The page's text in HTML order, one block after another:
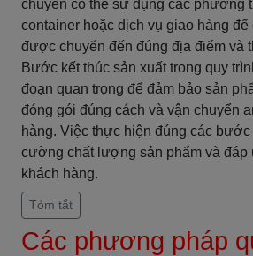
chuyển có thể sử dụng các phương
container hoặc dịch vụ giao hàng
được chuyển đến đúng địa điểm và
Bước kết thúc sản xuất trong quy
đoạn quan trọng để đảm bảo sản
đóng gói đúng cách và vận chuyển
hàng. Việc thực hiện đúng các
cường chất lượng sản phẩm và đáp
khách hàng.
Tóm tắt
Các phương pháp